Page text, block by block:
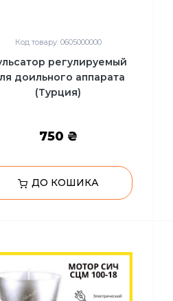
Код товару: 0605000000
регулируемый
доильного аппарата
(Турция)
750 ₴
ДО КОШИКА